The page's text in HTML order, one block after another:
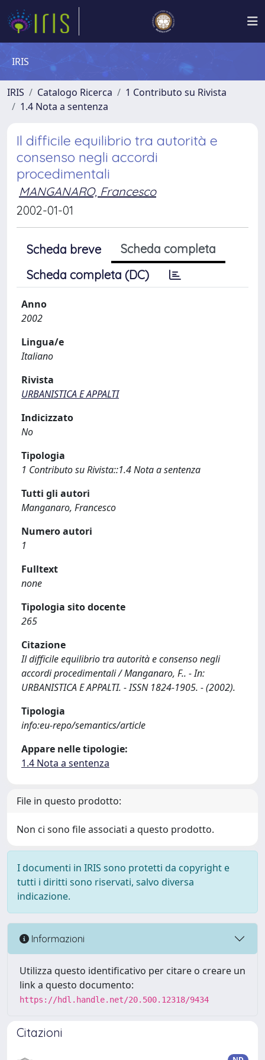
IRIS
IRIS Catalogo Ricerca
1 Contributo su Rivista
1.4 Nota a sentenza
Il difficile equilibrio tra autorità e
consenso negli accordi
procedimentali
MANGANARO, Francesco
2002-01-01
Scheda breve
Scheda completa
Scheda completa (DC)
Anno
2002
Lingua/e
Italiano
Rivista
URBANISTICA E APPALTI
Indicizzato
No
Tipologia
1 Contributo su Rivista::1.4 Nota a sentenza
Tutti gli autori
Manganaro, Francesco
Numero autori
1
Fulltext
none
Tipologia sito docente
265
Citazione
Il difficile equilibrio tra autorità e consenso negli
accordi procedimentali / Manganaro, F.. - In:
URBANISTICA E APPALTI. - ISSN 1824-1905. - (2002).
Tipologia
info:eu-repo/semantics/article
Appare nelle tipologie:
1.4 Nota a sentenza
File in questo prodotto:
Non ci sono file associati a questo prodotto.
I documenti in IRIS sono protetti da copyright e
tutti i diritti sono riservati, salvo diversa
indicazione.
Informazioni
Utilizza questo identificativo per citare o creare un
link a questo documento:
https://hdl.handle.net/20.500.12318/9434
Citazioni